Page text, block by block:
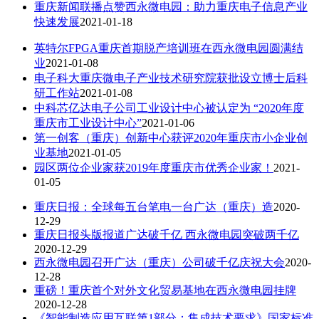
重庆新闻联播点赞西永微电园：助力重庆电子信息产业
快速发展2021-01-18
英特尔FPGA重庆首期脱产培训班在西永微电园圆满结
业2021-01-08
电子科大重庆微电子产业技术研究院获批设立博士后科
研工作站2021-01-08
中科芯亿达电子公司工业设计中心被认定为 “2020年度
重庆市工业设计中心”2021-01-06
​第一创客（重庆）创新中心获评2020年重庆市小企业创
业基地2021-01-05
园区两位企业家获2019年度重庆市优秀企业家！ 2021-
01-05
重庆日报：全球每五台笔电一台广达（重庆）造2020-
12-29
重庆日报头版报道广达破千亿 西永微电园突破两千亿
2020-12-29
西永微电园召开广达（重庆）公司破千亿庆祝大会2020-
12-28
重磅！重庆首个对外文化贸易基地在西永微电园挂牌
2020-12-28